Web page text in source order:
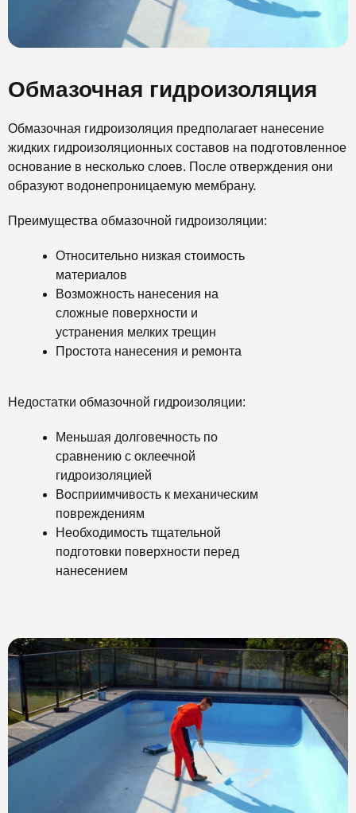
Обмазочная гидроизоляция
Обмазочная гидроизоляция предполагает нанесение
жидких гидроизоляционных составов на подготовленное
основание в несколько слоев. После отверждения они
образуют водонепроницаемую мембрану.
Преимущества обмазочной гидроизоляции:
Относительно низкая стоимость
материалов
Возможность нанесения на
сложные поверхности и
устранения мелких трещин
Простота нанесения и ремонта
Недостатки обмазочной гидроизоляции:
Меньшая долговечность по
сравнению с оклеечной
гидроизоляцией
Восприимчивость к механическим
повреждениям
Необходимость тщательной
подготовки поверхности перед
нанесением